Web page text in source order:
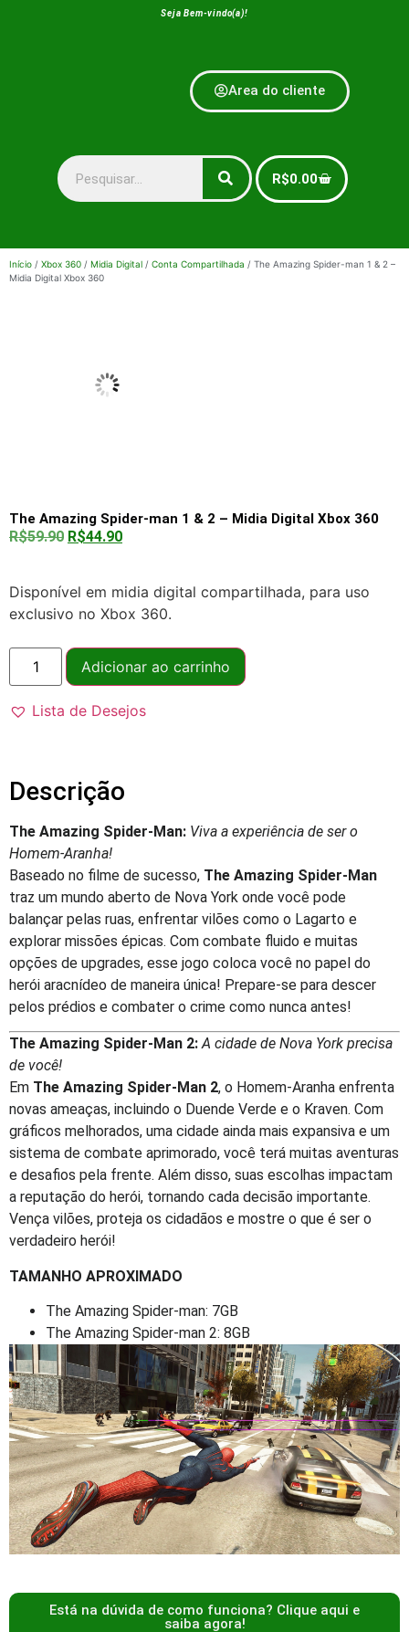
Seja Bem-vindo(a)!
Area do cliente
R$0.00
Início / Xbox 360 / Midia Digital / Conta Compartilhada / The Amazing Spider-man 1 & 2 –
Midia Digital Xbox 360
The Amazing Spider-man 1 & 2 – Midia Digital Xbox 360
R$59.90 R$44.90
Disponível em midia digital compartilhada, para uso
exclusivo no Xbox 360.
Adicionar ao carrinho
Lista de Desejos
Descrição
The Amazing Spider-Man: Viva a experiência de ser o
Homem-Aranha!
Baseado no filme de sucesso, The Amazing Spider-Man
traz um mundo aberto de Nova York onde você pode
balançar pelas ruas, enfrentar vilões como o Lagarto e
explorar missões épicas. Com combate fluido e muitas
opções de upgrades, esse jogo coloca você no papel do
herói aracnídeo de maneira única! Prepare-se para descer
pelos prédios e combater o crime como nunca antes!
The Amazing Spider-Man 2:A cidade de Nova York precisa
de você!
Em The Amazing Spider-Man 2, o Homem-Aranha enfrenta
novas ameaças, incluindo o Duende Verde e o Kraven. Com
gráficos melhorados, uma cidade ainda mais expansiva e um
sistema de combate aprimorado, você terá muitas aventuras
e desafios pela frente. Além disso, suas escolhas impactam
a reputação do herói, tornando cada decisão importante.
Vença vilões, proteja os cidadãos e mostre o que é ser o
verdadeiro herói!
TAMANHO APROXIMADO
The Amazing Spider-man: 7GB
The Amazing Spider-man 2: 8GB
Está na dúvida de como funciona? Clique aqui e
saiba agora!